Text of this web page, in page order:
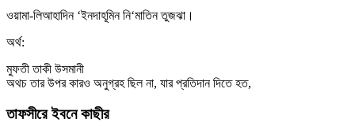
ওয়ামা-লিআহাদিন ‘ইনদাহূমিন নি‘মাতিন তুজঝা।
অর্থ:
মুফতী তাকী উসমানী
অথচ তার উপর কারও অনুগ্রহ ছিল না, যার প্রতিদান দিতে হত,
তাফসীরে ইবনে কাছীর